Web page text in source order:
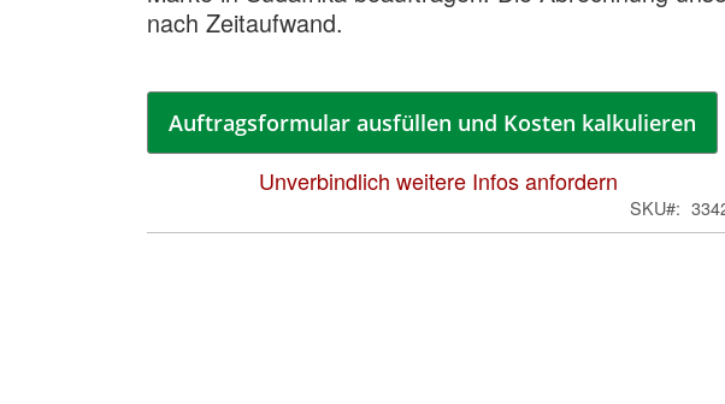
nach Zeitaufwand.
Auftragsformular ausfüllen und Kosten kalkulieren
Unverbindlich weitere Infos anfordern
SKU